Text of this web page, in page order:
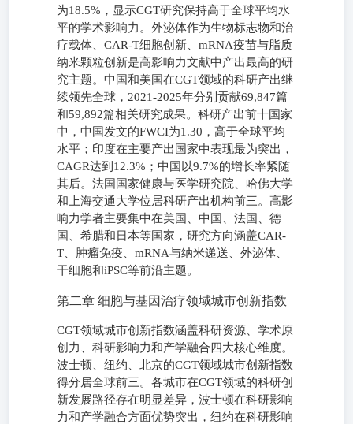
为18.5%，显示CGT研究保持高于全球平均水
平的学术影响力。外泌体作为生物标志物和治
疗载体、CAR-T细胞创新、mRNA疫苗与脂质
纳米颗粒创新是高影响力文献中产出最高的研
究主题。中国和美国在CGT领域的科研产出继
续领先全球，2021-2025年分别贡献69,847篇
和59,892篇相关研究成果。科研产出前十国家
中，中国发文的FWCI为1.30，高于全球平均
水平；印度在主要产出国家中表现最为突出，
CAGR达到12.3%；中国以9.7%的增长率紧随
其后。法国国家健康与医学研究院、哈佛大学
和上海交通大学位居科研产出机构前三。高影
响力学者主要集中在美国、中国、法国、德
国、希腊和日本等国家，研究方向涵盖CAR-
T、肿瘤免疫、mRNA与纳米递送、外泌体、
干细胞和iPSC等前沿主题。
第二章 细胞与基因治疗领域城市创新指数
CGT领域城市创新指数涵盖科研资源、学术原
创力、科研影响力和产学融合四大核心维度。
波士顿、纽约、北京的CGT领域城市创新指数
得分居全球前三。各城市在CGT领域的科研创
新发展路径存在明显差异，波士顿在科研影响
力和产学融合方面优势突出，纽约在科研影响